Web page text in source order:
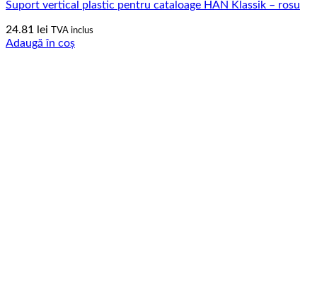
Suport vertical plastic pentru cataloage HAN Klassik – rosu
24.81 lei TVA inclus
Adaugă în coș